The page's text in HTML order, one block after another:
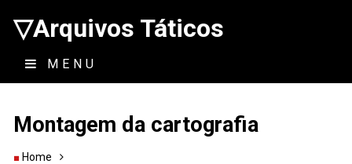
▽Arquivos Táticos
MENU
Montagem da cartografia
Home